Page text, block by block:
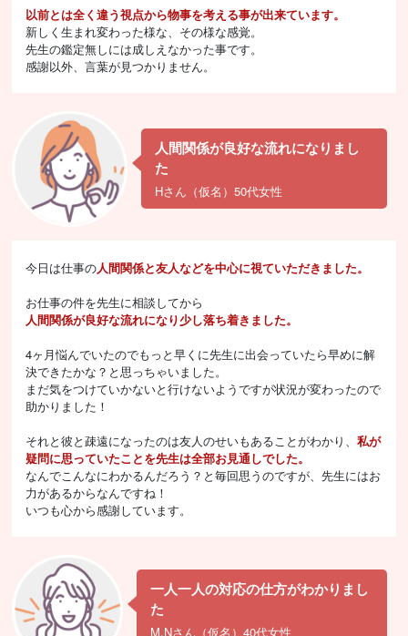
以前とは全く違う視点から物事を考える事が出来ています。
新しく生まれ変わった様な、その様な感覚。
先生の鑑定無しには成しえなかった事です。
感謝以外、言葉が見つかりません。
人間関係が良好な流れになりまし
た
Hさん（仮名）50代女性
今日は仕事の人間関係と友人などを中心に視ていただきました。
お仕事の件を先生に相談してから
人間関係が良好な流れになり少し落ち着きました。
4ヶ月悩んでいたのでもっと早くに先生に出会っていたら早めに解
決できたかな？と思っちゃいました。
まだ気をつけていかないと行けないようですが状況が変わったので
助かりました！
それと彼と疎遠になったのは友人のせいもあることがわかり、私が
疑問に思っていたことを先生は全部お見通しでした。
なんでこんなにわかるんだろう？と毎回思うのですが、先生にはお
力があるからなんですね！
いつも心から感謝しています。
一人一人の対応の仕方がわかりまし
た
M.Nさん（仮名）40代女性